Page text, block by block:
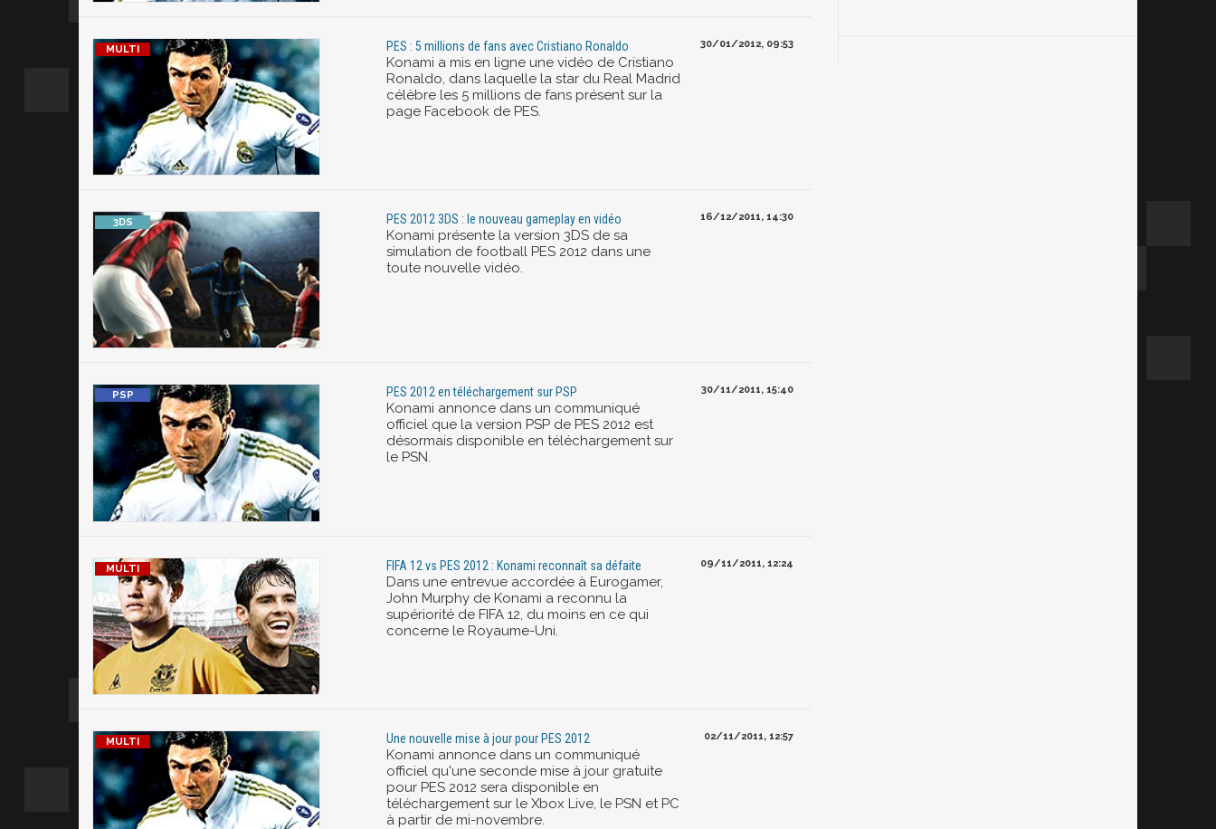
PES : 5 millions de fans avec Cristiano Ronaldo
Konami a mis en ligne une vidéo de Cristiano
Ronaldo, dans laquelle la star du Real Madrid
célèbre les 5 millions de fans présent sur la
page Facebook de PES.
30/01/2012, 09:53
PES 2012 3DS : le nouveau gameplay en vidéo
Konami présente la version 3DS de sa
simulation de football PES 2012 dans une
toute nouvelle vidéo.
16/12/2011, 14:30
PES 2012 en téléchargement sur PSP
Konami annonce dans un communiqué
officiel que la version PSP de PES 2012 est
désormais disponible en téléchargement sur
le PSN.
30/11/2011, 15:40
FIFA 12 vs PES 2012 : Konami reconnaît sa défaite
Dans une entrevue accordée à Eurogamer,
John Murphy de Konami a reconnu la
supériorité de FIFA 12, du moins en ce qui
concerne le Royaume-Uni.
09/11/2011, 12:24
Une nouvelle mise à jour pour PES 2012
Konami annonce dans un communiqué
officiel qu'une seconde mise à jour gratuite
pour PES 2012 sera disponible en
téléchargement sur le Xbox Live, le PSN et PC
à partir de mi-novembre.
02/11/2011, 12:57